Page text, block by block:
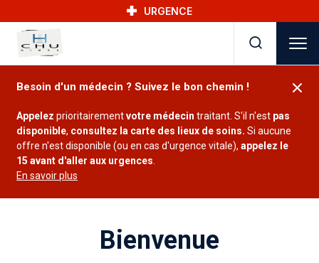
URGENCE
Besoin d'un médecin ? Suivez le bon chemin !
Appelez prioritairementvotre médecin traitant. S'il n'est pas
disponible, consultez la carte des lieux de soins. Si aucune
offre n'est disponible (ou en cas d'urgence vitale), appelez le
15 avant d'aller aux urgences
En savoir plus
Bienvenue